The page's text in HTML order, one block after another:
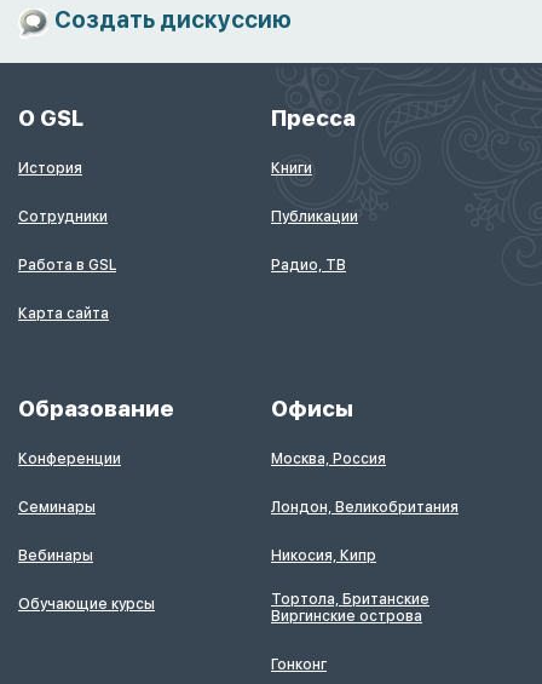
Создать дискуссию
О GSL
История
Сотрудники
Работа в GSL
Карта сайта
Пресса
Книги
Публикации
Радио, ТВ
Образование
Конференции
Семинары
Вебинары
Обучающие курсы
Офисы
Москва, Россия
Лондон, Великобритания
Никосия, Кипр
Тортола, Британские
Виргинские острова
Гонконг